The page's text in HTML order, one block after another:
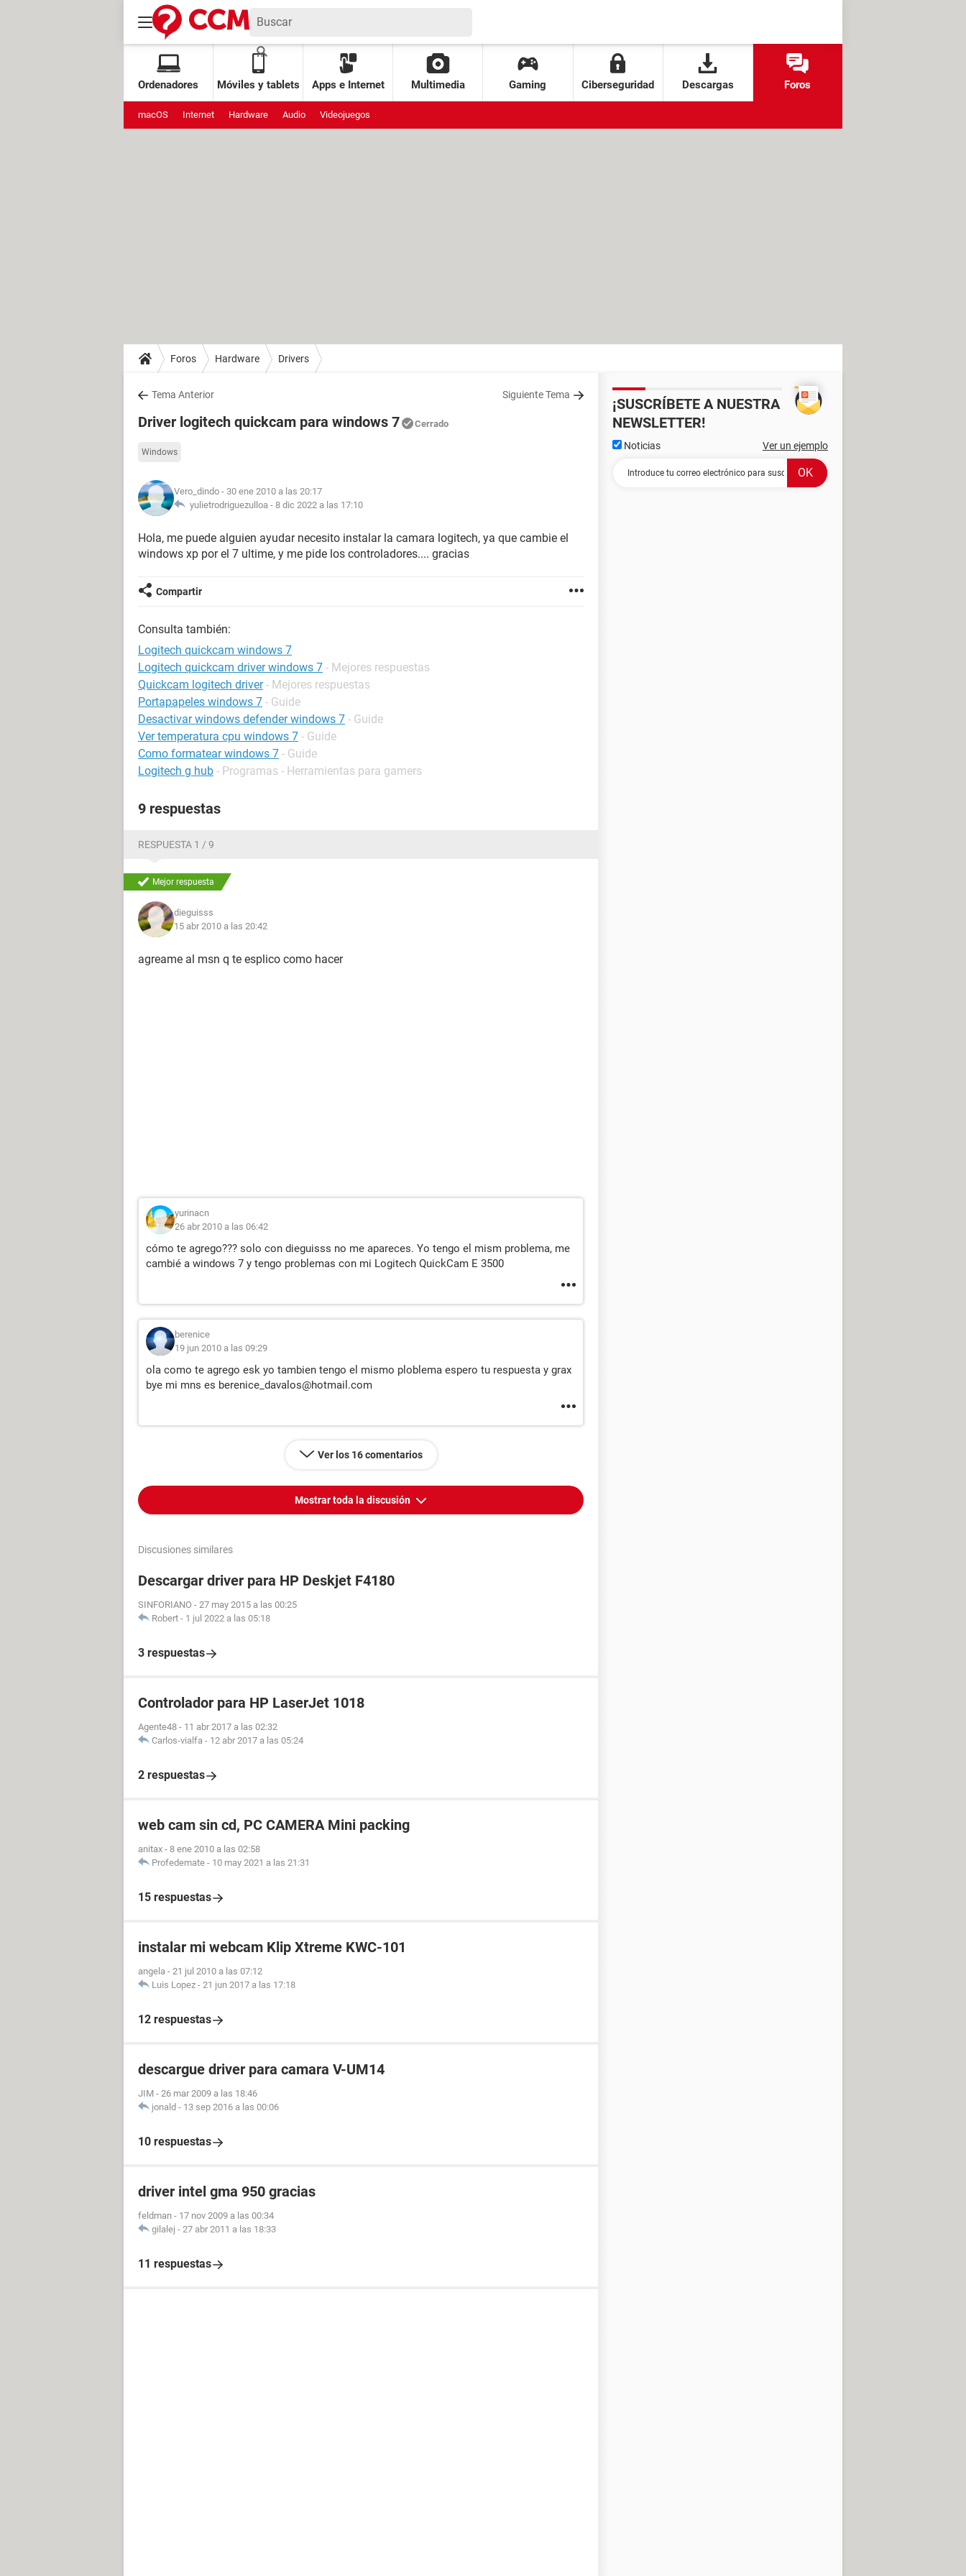
Ordenadores Móviles y tablets Apps e Internet Multimedia Gaming Ciberseguridad Descargas Foros
macOS Internet Hardware Audio Videojuegos
Foros Hardware Drivers
Tema Anterior Siguiente Tema
Driver logitech quickcam para windows 7 Cerrado
Windows
Vero_dindo - 30 ene 2010 a las 20:17
yulietrodriguezulloa - 8 dic 2022 a las 17:10
Hola, me puede alguien ayudar necesito instalar la camara logitech, ya que cambie el
windows xp por el 7 ultime, y me pide los controladores.... gracias
Compartir
Consulta también:
Logitech quickcam windows 7
Logitech quickcam driver windows 7 - Mejores respuestas
Quickcam logitech driver - Mejores respuestas
Portapapeles windows 7 - Guide
Desactivar windows defender windows 7 - Guide
Ver temperatura cpu windows 7 - Guide
Como formatear windows 7 - Guide
Logitech g hub - Programas - Herramientas para gamers
9 respuestas
RESPUESTA 1 / 9
Mejor respuesta
dieguisss
15 abr 2010 a las 20:42
agreame al msn q te esplico como hacer
yurinacn
26 abr 2010 a las 06:42
cómo te agrego??? solo con dieguisss no me apareces. Yo tengo el mism problema, me
cambié a windows 7 y tengo problemas con mi Logitech QuickCam E 3500
berenice
19 jun 2010 a las 09:29
ola como te agrego esk yo tambien tengo el mismo ploblema espero tu respuesta y grax
bye mi mns es berenice_davalos@hotmail.com
Ver los 16 comentarios
Mostrar toda la discusión
Discusiones similares
Descargar driver para HP Deskjet F4180
SINFORIANO - 27 may 2015 a las 00:25
Robert - 1 jul 2022 a las 05:18
3 respuestas
Controlador para HP LaserJet 1018
Agente48 - 11 abr 2017 a las 02:32
Carlos-vialfa - 12 abr 2017 a las 05:24
2 respuestas
web cam sin cd, PC CAMERA Mini packing
anitax - 8 ene 2010 a las 02:58
Profedemate - 10 may 2021 a las 21:31
15 respuestas
instalar mi webcam Klip Xtreme KWC-101
angela - 21 jul 2010 a las 07:12
Luis Lopez - 21 jun 2017 a las 17:18
12 respuestas
descargue driver para camara V-UM14
JIM - 26 mar 2009 a las 18:46
jonald - 13 sep 2016 a las 00:06
10 respuestas
driver intel gma 950 gracias
feldman - 17 nov 2009 a las 00:34
gilalej - 27 abr 2011 a las 18:33
11 respuestas
¡SUSCRÍBETE A NUESTRA
NEWSLETTER!
Noticias Ver un ejemplo